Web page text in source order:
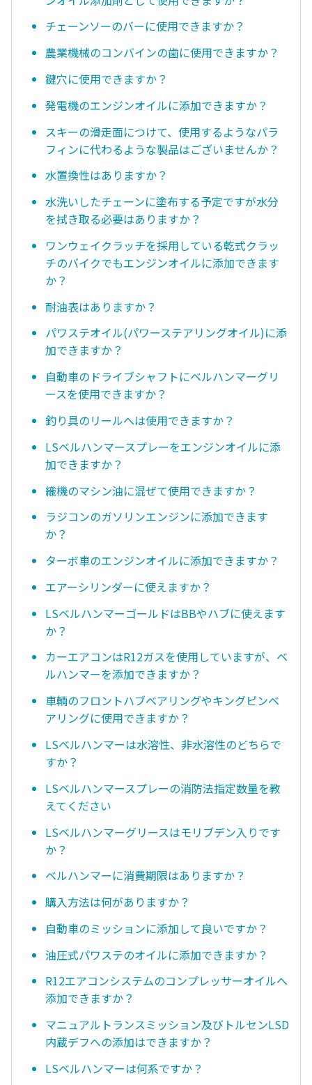
チェーンソーのバーに使用できますか？
農業機械のコンバインの歯に使用できますか？
鍵穴に使用できますか？
発電機のエンジンオイルに添加できますか？
スキーの滑走面につけて、使用するようなパラ
フィンに代わるような製品はございませんか？
水置換性はありますか？
水洗いしたチェーンに塗布する予定ですが水分
を拭き取る必要はありますか？
ワンウェイクラッチを採用している乾式クラッ
チのバイクでもエンジンオイルに添加できます
か？
耐油表はありますか？
パワステオイル(パワーステアリングオイル)に添
加できますか？
自動車のドライブシャフトにベルハンマーグリ
ースを使用できますか？
釣り具のリールへは使用できますか？
LSベルハンマースプレーをエンジンオイルに添
加できますか？
織機のマシン油に混ぜて使用できますか？
ラジコンのガソリンエンジンに添加できます
か？
ターボ車のエンジンオイルに添加できますか？
エアーシリンダーに使えますか？
LSベルハンマーゴールドはBBやハブに使えます
か？
カーエアコンはR12ガスを使用していますが、ベ
ルハンマーを添加できますか？
車輌のフロントハブベアリングやキングピンベ
アリングに使用できますか？
LSベルハンマーは水溶性、非水溶性のどちらで
すか？
LSベルハンマースプレーの消防法指定数量を教
えてください
LSベルハンマーグリースはモリブデン入りです
か？
ベルハンマーに消費期限はありますか？
購入方法は何がありますか？
自動車のミッションに添加して良いですか？
油圧式パワステのオイルに添加できますか？
R12エアコンシステムのコンプレッサーオイルへ
添加できますか？
マニュアルトランスミッション及びトルセンLSD
内蔵デフへの添加はできますか？
LSベルハンマーは何系ですか？